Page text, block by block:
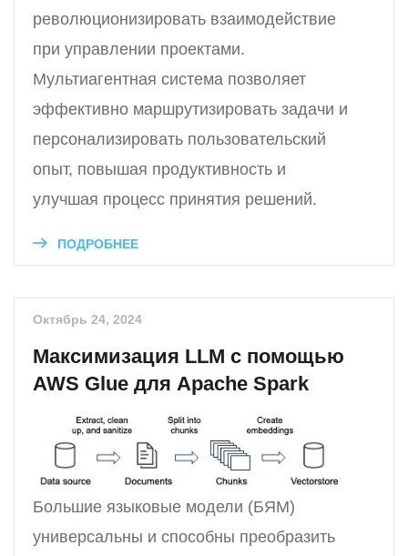
революционизировать взаимодействие
при управлении проектами.
Мультиагентная система позволяет
эффективно маршрутизировать задачи и
персонализировать пользовательский
опыт, повышая продуктивность и
улучшая процесс принятия решений.
ПОДРОБНЕЕ
Октябрь 24, 2024
Максимизация LLM с помощью
AWS Glue для Apache Spark
Большие языковые модели (БЯМ)
универсальны и способны преобразить